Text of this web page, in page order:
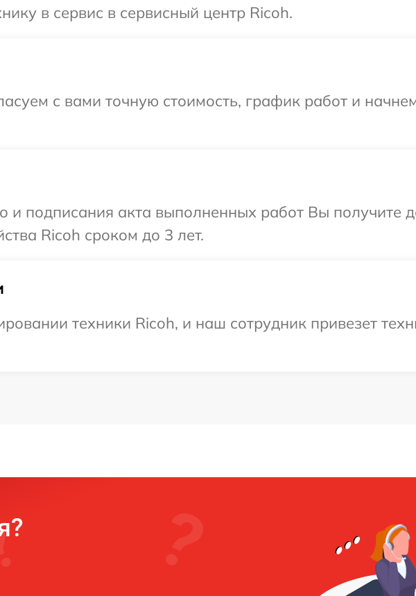
в сервис в сервисный центр Ricoh.
с вами точную стоимость, график работ и
и подписания акта выполненных работ Вы получите
Ricoh сроком до 3 лет.
техники Ricoh, и наш сотрудник привезет